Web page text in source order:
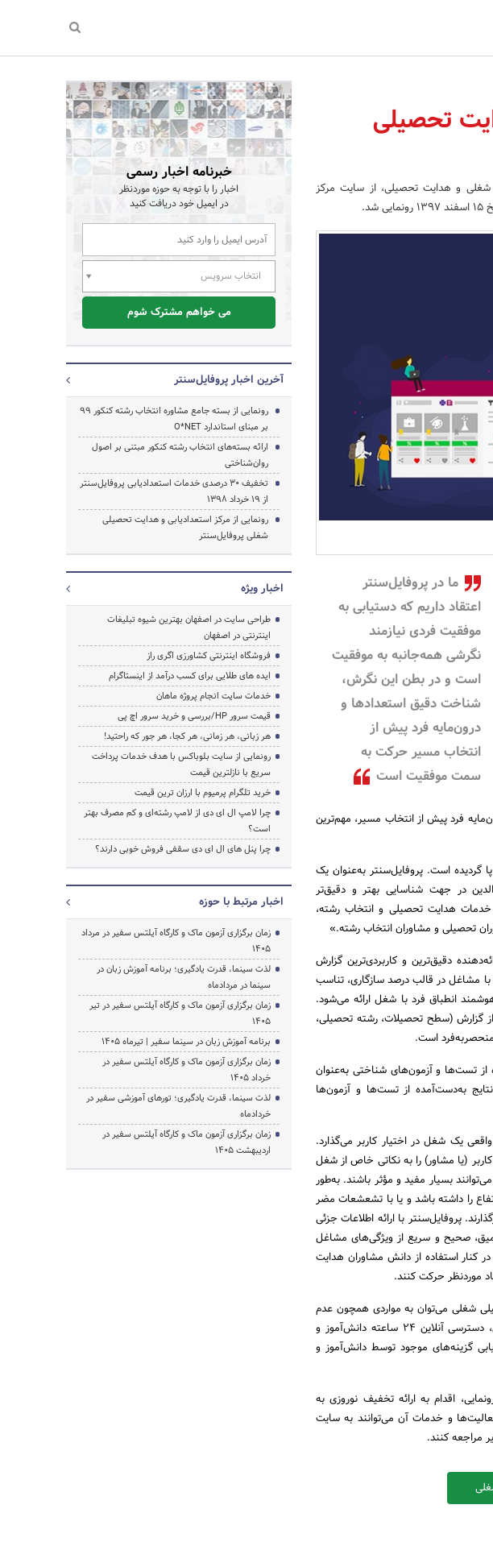
جستجو
تحصیلی
شغلی و هدایت تحصیلی، از سایت مرکز
ما در پروفایل‌سنتر
اعتقاد داریم که دستیابی به
موفقیت فردی نیازمند
نگرشی همه‌جانبه به موفقیت
است و در بطن این نگرش،
شناخت دقیق استعدادها و
درون‌مایه فرد پیش از
انتخاب مسیر حرکت به
سمت موفقیت است
فرد پیش از انتخاب مسیر، مهم‌ترین
گردیده است. پروفایل‌سنتر به‌عنوان یک
در جهت شناسایی بهتر و دقیق‌تر
هدایت تحصیلی و انتخاب رشته،
تحصیلی و مشاوران انتخاب رشته.»
دقیق‌ترین و کاربردی‌ترین گزارش
افراد با مشاغل در قالب درصد سازگاری، تناسب
انطباق فرد با شغل ارائه می‌شود.
از گزارش (سطح تحصیلات، رشته تحصیلی،
منحصربه‌فرد است.
تست‌ها و آزمون‌های شناختی به‌عنوان
نتایج به‌دست‌آمده از تست‌ها و آزمون‌ها
یک شغل در اختیار کاربر می‌گذارد.
(یا مشاور) را به نکاتی خاص از شغل
بسیار مفید و مؤثر باشند. به‌طور
را داشته باشد و یا با تشعشعات مضر
پروفایل‌سنتر با ارائه اطلاعات جزئی
صحیح و سریع از ویژگی‌های مشاغل
کنار استفاده از دانش مشاوران هدایت
موردنظر حرکت کنند.
شغلی می‌توان به مواردی همچون عدم
نیاز به حضور فیزیکی دانش‌آموز جهت انجام آزمون‌ها و تست‌های استعدادیابی، دسترسی آنلاین 24 ساعته دانش‌آموز و
گزینه‌های موجود توسط دانش‌آموز و
اقدام به ارائه تخفیف نوروزی به
و خدمات آن می‌توانند به سایت
مراجعه کنند.
خبرنامه اخبار رسمی
اخبار را با توجه به حوزه موردنظر
در ایمیل خود دریافت کنید
انتخاب سرویس
می خواهم مشترک شوم
آخرین اخبار پروفایل‌سنتر
رونمایی از بسته جامع مشاوره انتخاب رشته کنکور ۹۹
بر مبنای استاندارد O*NET
ارائه بسته‌های انتخاب رشته کنکور مبتنی بر اصول
روان‌شناختی
تخفیف‌ 30 درصدی خدمات استعدادیابی پروفایل‌سنتر
از 19 خرداد 1398
رونمایی از مرکز استعدادیابی و هدایت تحصیلی
شغلی پروفایل‌سنتر
اخبار ویژه
طراحی سایت در اصفهان بهترین شیوه تبلیغات
اینترنتی در اصفهان
فروشگاه اینترنتی کشاورزی اگری راز
ایده های طلایی برای کسب درآمد از اینستاگرام
خدمات سایت انجام پروژه ماهان
قیمت سرور HP/بررسی و خرید سرور اچ پی
هر زبانی، هر زمانی، هر کجا، هر جور که راحتید!
رونمایی از سایت بلوباکس با هدف خدمات پرداخت
سریع با نازلترین قیمت
خرید تلگرام پرمیوم با ارزان ترین قیمت
چرا لامپ ال ای دی از لامپ رشته‌ای و کم مصرف بهتر
است؟
چرا پنل های ال ای دی سقفی فروش خوبی دارند؟
اخبار مرتبط با حوزه
زمان برگزاری آزمون ماک و کارگاه آیلتس سفیر در مرداد
1405
لذت سینما، قدرت یادگیری؛ برنامه آموزش زبان در
سینما در مردادماه
زمان برگزاری آزمون ماک و کارگاه آیلتس سفیر در تیر
1405
برنامه آموزش زبان در سینما سفیر | تیرماه ۱۴۰۵
زمان برگزاری آزمون ماک و کارگاه آیلتس سفیر در
خرداد 1405
لذت سینما، قدرت یادگیری؛ تورهای آموزشی سفیر در
خردادماه
زمان برگزاری آزمون ماک و کارگاه آیلتس سفیر در
اردیبهشت 1405